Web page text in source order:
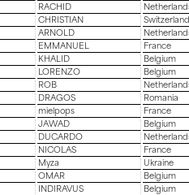
RACHID
CHRISTIAN
Switzerland
ARNOLD
EMMANUEL
France
KHALID
Belgium
LORENZO
Belgium
ROB
DRAGOS
Romania
mielpops
France
JAWAD
Belgium
DUCARDO
NICOLAS
France
Myza
Ukraine
OMAR
Belgium
INDIRAVUS
Belgium